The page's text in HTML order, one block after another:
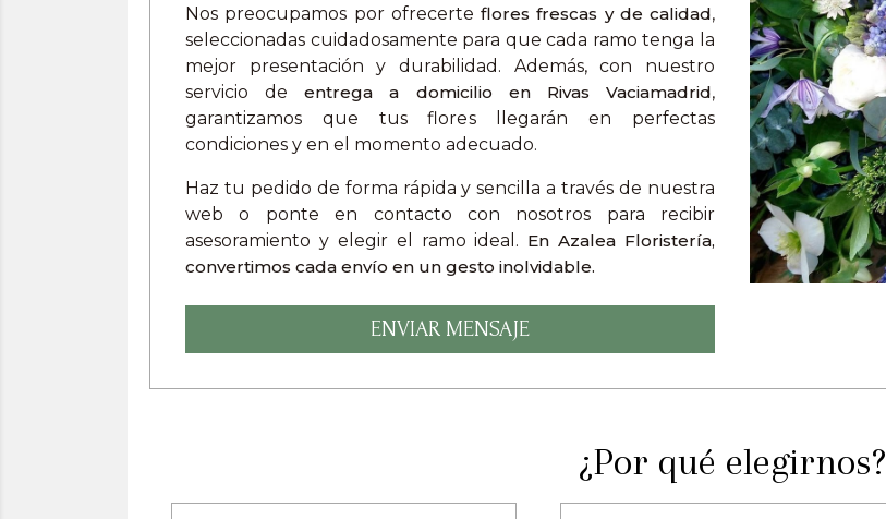
Nos preocupamos por ofrecerte flores frescas y de calidad,
seleccionadas cuidadosamente para que cada ramo tenga la
mejor presentación y durabilidad. Además, con nuestro
servicio deentrega a domicilio en Rivas Vaciamadrid,
garantizamos que tus flores llegarán en perfectas
condiciones y en el momento adecuado.
Haz tu pedido de forma rápida y sencilla a través de nuestra
web o ponte en contacto con nosotros para recibir
asesoramiento y elegir el ramo ideal. En Azalea Floristería,
convertimos cada envío en un gesto inolvidable.
ENVIAR MENSAJE
¿Por qué elegirnos?